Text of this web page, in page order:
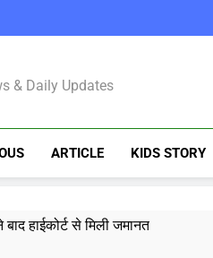
Latest
& Daily Updates
ARTICLE KIDS STORY
हाईकोर्ट से मिली जमानत